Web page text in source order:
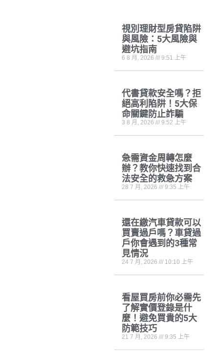
視別理財型房貸陷阱
與風險：5大風險與
避坑指南
6 8 月, 2026 9:51 上午
代書貸款安全嗎？拒
絕高利陷阱！5大保
命關鍵防止詐騙
3 8 月, 2026 9:52 上午
急需資金周轉怎麼
辦？教你快速找到合
法安全的救急方案
28 7 月, 2026 9:35 上午
還在繳汽車貸款可以
買賣過戶嗎？車貸過
戶你會遇到的3種常
見情況
24 7 月, 2026 10:10 上午
看屋買房前你必需先
了解實價登錄是什
麼！避免買貴的5大
防範技巧
21 7 月, 2026 9:35 上午